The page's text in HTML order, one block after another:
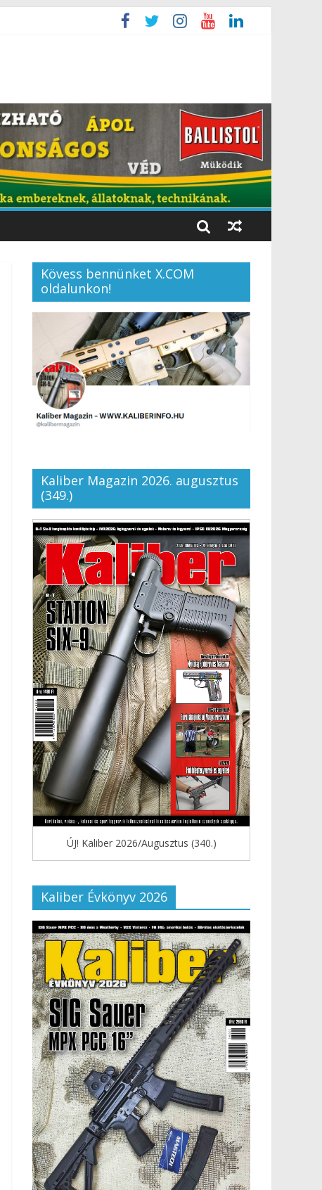
Kövess bennünket X.COM
oldalunkon!
Kaliber Magazin 2026. augusztus
(349.)
ÚJ! Kaliber 2026/Augusztus (340.)
Kaliber Évkönyv 2026